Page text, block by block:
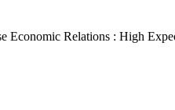
Economic Relations : High